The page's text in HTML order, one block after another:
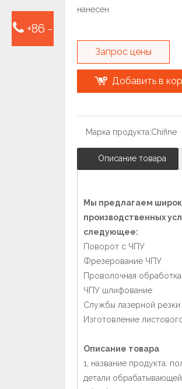
+86 -
15763932413
нанесен.
Запрос цены
Добавить в
Марка продукта:Chifine
Описание товара
Мы предлагаем
производственных
следующее:
Поворот с ЧПУ
Фрезерование ЧПУ
Проволочная обработка
ЧПУ шлифование
Службы лазерной резки
Изготовление
Описание товара
1, название продукта:
детали